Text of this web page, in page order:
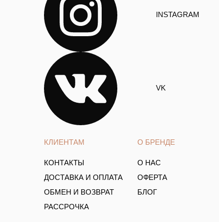
КЛИЕНТАМ
КОНТАКТЫ
ДОСТАВКА И ОПЛАТА
ОБМЕН И ВОЗВРАТ
РАССРОЧКА
О БРЕНДЕ
О НАС
ОФЕРТА
БЛОГ
INSTAGRAM
VK